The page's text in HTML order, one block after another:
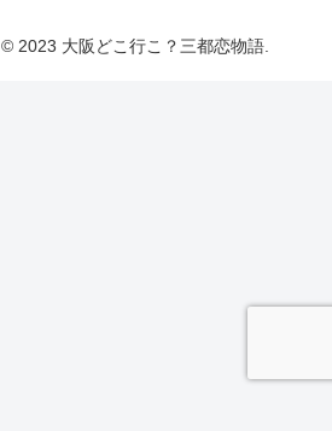
© 2023 大阪どこ行こ？三都恋物語.